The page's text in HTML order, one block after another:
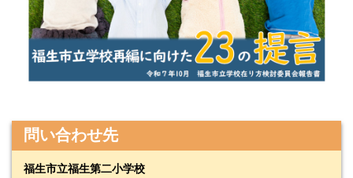
問い合わせ先
福生市立福生第二小学校